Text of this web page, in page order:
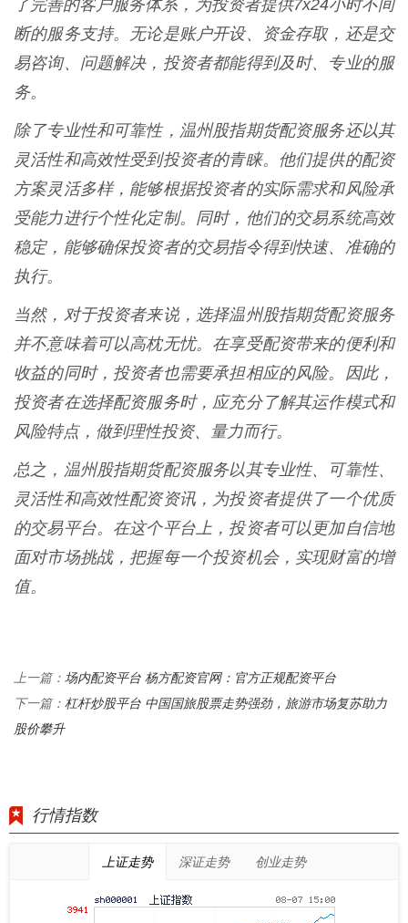
了完善的客户服务体系，为投资者提供7x24小时不间
断的服务支持。无论是账户开设、资金存取，还是交
易咨询、问题解决，投资者都能得到及时、专业的服
务。
除了专业性和可靠性，温州股指期货配资服务还以其
灵活性和高效性受到投资者的青睐。他们提供的配资
方案灵活多样，能够根据投资者的实际需求和风险承
受能力进行个性化定制。同时，他们的交易系统高效
稳定，能够确保投资者的交易指令得到快速、准确的
执行。
当然，对于投资者来说，选择温州股指期货配资服务
并不意味着可以高枕无忧。在享受配资带来的便利和
收益的同时，投资者也需要承担相应的风险。因此，
投资者在选择配资服务时，应充分了解其运作模式和
风险特点，做到理性投资、量力而行。
总之，温州股指期货配资服务以其专业性、可靠性、
灵活性和高效性配资资讯，为投资者提供了一个优质
的交易平台。在这个平台上，投资者可以更加自信地
面对市场挑战，把握每一个投资机会，实现财富的增
值。
上一篇： 场内配资平台 杨方配资官网：官方正规配资平台
下一篇： 杠杆炒股平台 中国国旅股票走势强劲，旅游市场复苏助力
股价攀升
行情指数
上证走势 深证走势 创业走势